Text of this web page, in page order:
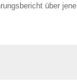
über jene